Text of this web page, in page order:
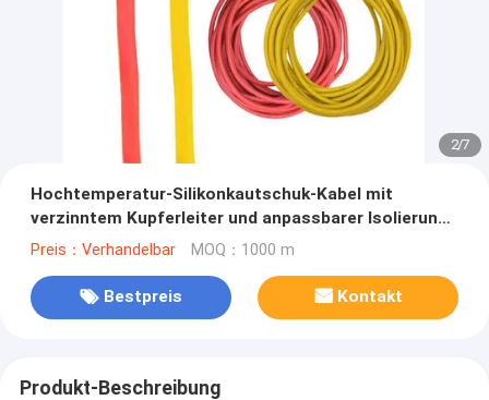
2/7
Hochtemperatur-Silikonkautschuk-Kabel mit
verzinntem Kupferleiter und anpassbarer Isolierung
für die industrielle Steuerung
Preis：Verhandelbar MOQ：1000 m
Bestpreis Kontakt
Produkt-Beschreibung